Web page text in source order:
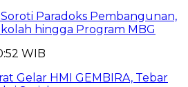
Soroti Paradoks Pembangunan,
hingga Program MBG
WIB
Gelar HMI GEMBIRA, Tebar